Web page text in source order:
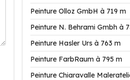
Peinture Olloz GmbH à 719 m
Peinture N. Behrami Gmbh à
Peinture Hasler Urs à 763 m
Peinture FarbRaum à 795 m
Peinture Chiaravalle